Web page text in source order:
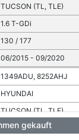
TUCSON (TL, TLE)
1.6 T-GDi
130 / 177
06/2015 - 09/2020
1349ADU, 8252AHJ
HYUNDAI
TUCSON (TL, TLE)
1.6 T-GDi Allrad
gekauft